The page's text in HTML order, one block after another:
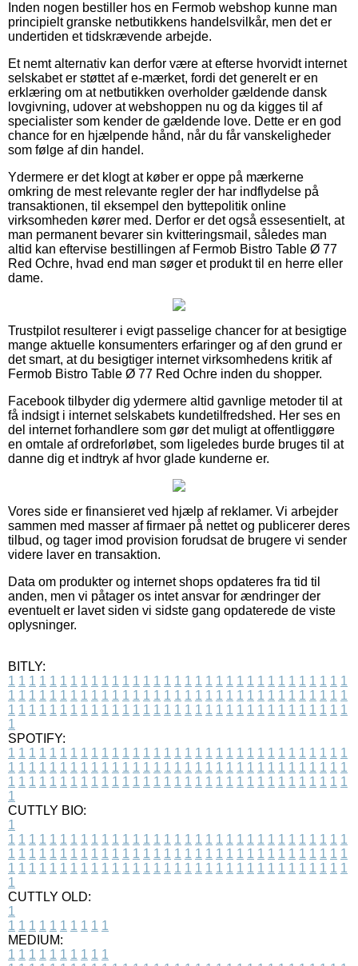
Inden nogen bestiller hos en Fermob webshop kunne man
principielt granske netbutikkens handelsvilkår, men det er
undertiden et tidskrævende arbejde.
Et nemt alternativ kan derfor være at efterse hvorvidt internet
selskabet er støttet af e-mærket, fordi det generelt er en
erklæring om at netbutikken overholder gældende dansk
lovgivning, udover at webshoppen nu og da kigges til af
specialister som kender de gældende love. Dette er en god
chance for en hjælpende hånd, når du får vanskeligheder
som følge af din handel.
Ydermere er det klogt at køber er oppe på mærkerne
omkring de mest relevante regler der har indflydelse på
transaktionen, til eksempel den byttepolitik online
virksomheden kører med. Derfor er det også essesentielt, at
man permanent bevarer sin kvitteringsmail, således man
altid kan eftervise bestillingen af Fermob Bistro Table Ø 77
Red Ochre, hvad end man søger et produkt til en herre eller
dame.
Trustpilot resulterer i evigt passelige chancer for at besigtige
mange aktuelle konsumenters erfaringer og af den grund er
det smart, at du besigtiger internet virksomhedens kritik af
Fermob Bistro Table Ø 77 Red Ochre inden du shopper.
Facebook tilbyder dig ydermere altid gavnlige metoder til at
få indsigt i internet selskabets kundetilfredshed. Her ses en
del internet forhandlere som gør det muligt at offentliggøre
en omtale af ordreforløbet, som ligeledes burde bruges til at
danne dig et indtryk af hvor glade kunderne er.
Vores side er finansieret ved hjælp af reklamer. Vi arbejder
sammen med masser af firmaer på nettet og publicerer deres
tilbud, og tager imod provision forudsat de brugere vi sender
videre laver en transaktion.
Data om produkter og internet shops opdateres fra tid til
anden, men vi påtager os intet ansvar for ændringer der
eventuelt er lavet siden vi sidste gang opdaterede de viste
oplysninger.
BITLY:
1 1 1 1 1 1 1 1 1 1 1 1 1 1 1 1 1 1 1 1 1 1 1 1 1 1 1 1 1 1 1 1 1
1 1 1 1 1 1 1 1 1 1 1 1 1 1 1 1 1 1 1 1 1 1 1 1 1 1 1 1 1 1 1 1 1
1 1 1 1 1 1 1 1 1 1 1 1 1 1 1 1 1 1 1 1 1 1 1 1 1 1 1 1 1 1 1 1 1
1
SPOTIFY:
1 1 1 1 1 1 1 1 1 1 1 1 1 1 1 1 1 1 1 1 1 1 1 1 1 1 1 1 1 1 1 1 1
1 1 1 1 1 1 1 1 1 1 1 1 1 1 1 1 1 1 1 1 1 1 1 1 1 1 1 1 1 1 1 1 1
1 1 1 1 1 1 1 1 1 1 1 1 1 1 1 1 1 1 1 1 1 1 1 1 1 1 1 1 1 1 1 1 1
1
CUTTLY BIO:
1
1 1 1 1 1 1 1 1 1 1 1 1 1 1 1 1 1 1 1 1 1 1 1 1 1 1 1 1 1 1 1 1 1
1 1 1 1 1 1 1 1 1 1 1 1 1 1 1 1 1 1 1 1 1 1 1 1 1 1 1 1 1 1 1 1 1
1 1 1 1 1 1 1 1 1 1 1 1 1 1 1 1 1 1 1 1 1 1 1 1 1 1 1 1 1 1 1 1 1
1
CUTTLY OLD:
1
1 1 1 1 1 1 1 1 1 1
MEDIUM:
1 1 1 1 1 1 1 1 1 1